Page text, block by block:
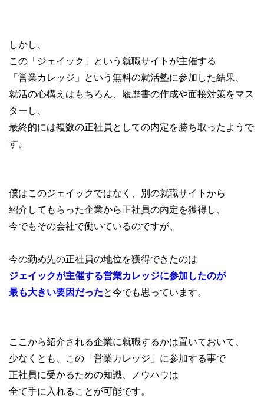
しかし、
この「ジェイック」という就職サイトが主催する
「営業カレッジ」という無料の就活塾に参加した結果、
就活の心構えはもちろん、履歴書の作成や面接対策をマス
ターし、
最終的には複数の正社員としての内定を勝ち取ったようで
す。
僕はこのジェイックではなく、別の就職サイトから
紹介してもらった企業から正社員の内定を獲得し、
今でもその会社で働いているのですが、
今の勤め先の正社員の地位を獲得できたのは
ジェイックが主催する営業カレッジに参加したのが
最も大きい要因だったと今でも思っています。
ここから紹介される企業に就職するかは置いておいて、
少なくとも、この「営業カレッジ」に参加する事で
正社員に受かるための知識、ノウハウは
全て手に入れることが可能です。